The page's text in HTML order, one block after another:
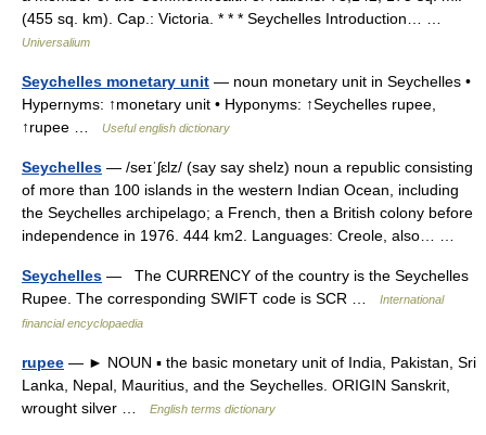
(455 sq. km). Cap.: Victoria. * * * Seychelles Introduction… …
Universalium
Seychelles monetary unit — noun monetary unit in Seychelles •
Hypernyms: ↑monetary unit • Hyponyms: ↑Seychelles rupee,
↑rupee …
Useful english dictionary
Seychelles — /seɪˈʃɛlz/ (say say shelz) noun a republic consisting
of more than 100 islands in the western Indian Ocean, including
the Seychelles archipelago; a French, then a British colony before
independence in 1976. 444 km2. Languages: Creole, also… …
Seychelles — The CURRENCY of the country is the Seychelles
Rupee. The corresponding SWIFT code is SCR …
International
financial encyclopaedia
rupee — ► NOUN ▪ the basic monetary unit of India, Pakistan, Sri
Lanka, Nepal, Mauritius, and the Seychelles. ORIGIN Sanskrit,
wrought silver …
English terms dictionary